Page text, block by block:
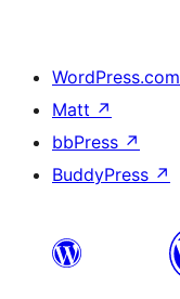
WordPress.com
Matt ↗
bbPress ↗
BuddyPress ↗